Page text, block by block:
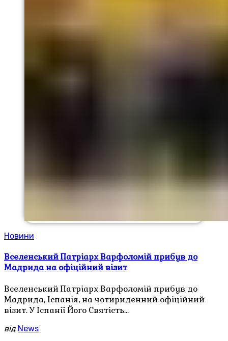
Новини
Вселенський Патріарх Варфоломій прибув до
Мадрида на офіційний візит
Вселенський Патріарх Варфоломій прибув до
Мадрида, Іспанія, на чотириденний офіційний
візит. У Іспанії Його Святість…
від News